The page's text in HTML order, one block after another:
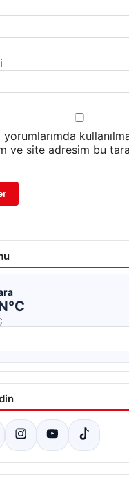
ve site adresim bu